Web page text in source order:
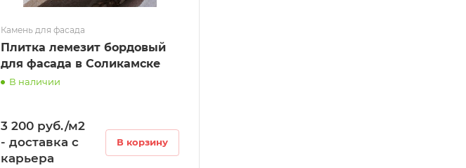
Камень для фасада
Плитка лемезит бордовый
для фасада в Соликамске
В наличии
3 200 руб./м2
- доставка с
карьера
В корзину